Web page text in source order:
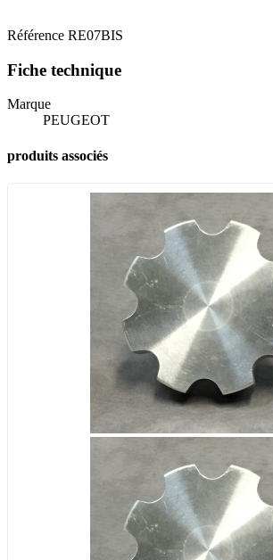
Référence RE07BIS
Fiche technique
Marque
PEUGEOT
produits associés